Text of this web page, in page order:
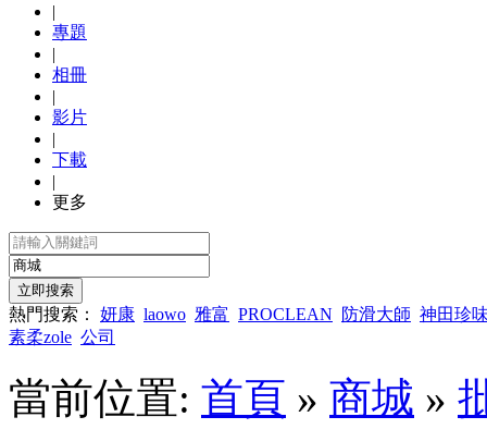
|
專題
|
相冊
|
影片
|
下載
|
更多
熱門搜索： 妍康 laowo 雅富 PROCLEAN 防滑大師 神田珍
素柔zole 公司
當前位置: 首頁 » 商城 »